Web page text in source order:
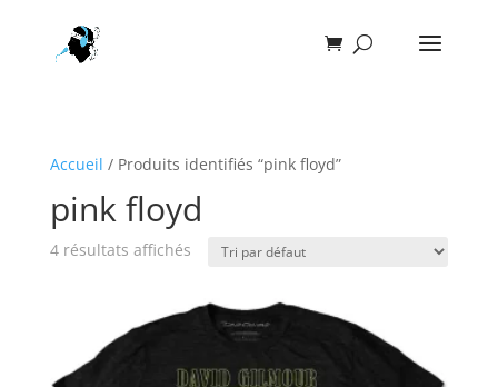
Accueil / Produits identifiés “pink floyd”
pink floyd
4 résultats affichés